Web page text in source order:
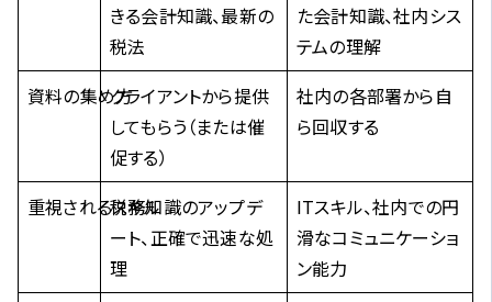
きる会計知識、最新の
税法
た会計知識、社内シス
テムの理解
資料の集め方クライアントから提供
してもらう（または催
促する）
社内の各部署から自
ら回収する
重視されるスキル税務知識のアップデ
ート、正確で迅速な処
理
ITスキル、社内での円
滑なコミュニケーショ
ン能力